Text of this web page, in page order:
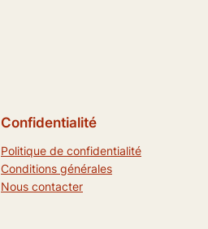
Confidentialité
Politique de confidentialité
Conditions générales
Nous contacter